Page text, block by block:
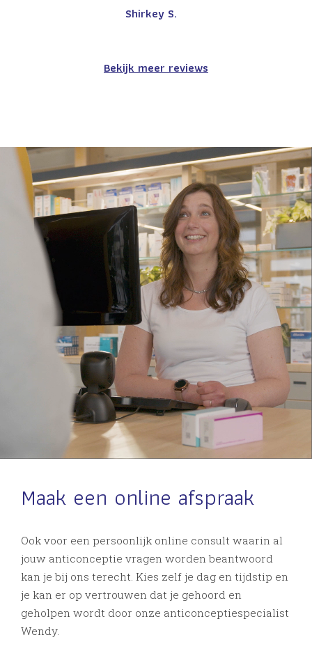
Shirkey S.
Bekijk meer reviews
Maak een online afspraak
Ook voor een persoonlijk online consult waarin al
jouw anticonceptie vragen worden beantwoord
kan je bij ons terecht. Kies zelf je dag en tijdstip en
je kan er op vertrouwen dat je gehoord en
geholpen wordt door onze anticonceptiespecialist
Wendy.